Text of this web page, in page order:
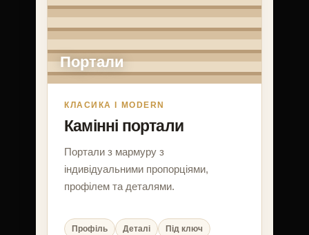
Портали
КЛАСИКА І MODERN
Камінні портали
Портали з мармуру з
індивідуальними пропорціями,
профілем та деталями.
Профіль Деталі Під ключ